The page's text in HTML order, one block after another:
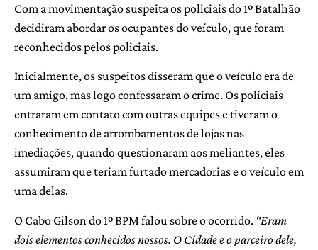
Com a movimentação suspeita os policiais do 1º Batalhão
decidiram abordar os ocupantes do veículo, que foram
reconhecidos pelos policiais.
Inicialmente, os suspeitos disseram que o veículo era de
um amigo, mas logo confessaram o crime. Os policiais
entraram em contato com outras equipes e tiveram o
conhecimento de arrombamentos de lojas nas
imediações, quando questionaram aos meliantes, eles
assumiram que teriam furtado mercadorias e o veículo em
uma delas.
O Cabo Gilson do 1º BPM falou sobre o ocorrido. “Eram
dois elementos conhecidos nossos. O Cidade e o parceiro dele,